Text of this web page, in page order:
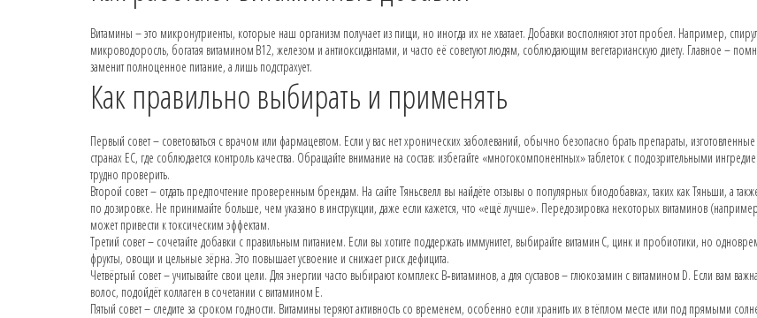
Витамины – это микронутриенты, которые наш организм получает из пищи, но иногда их не хватает. Добавки восполняют этот пробел. Например,
микроводоросль, богатая витамином B12, железом и антиоксидантами, и часто её советуют людям, соблюдающим вегетарианскую диету. Главное –
заменит полноценное питание, а лишь подстрахует.
Как правильно выбирать и применять
Первый совет – советоваться с врачом или фармацевтом. Если у вас нет хронических заболеваний, обычно безопасно брать препараты,
странах ЕС, где соблюдается контроль качества. Обращайте внимание на состав: избегайте «многокомпонентных» таблеток с подозрительными
трудно проверить.
Второй совет – отдать предпочтение проверенным брендам. На сайте Тяньсвелл вы найдёте отзывы о популярных биодобавках, таких как Тяньши, а
по дозировке. Не принимайте больше, чем указано в инструкции, даже если кажется, что «ещё лучше». Передозировка некоторых витаминов
может привести к токсическим эффектам.
Третий совет – сочетайте добавки с правильным питанием. Если вы хотите поддержать иммунитет, выбирайте витамин C, цинк и пробиотики, но
фрукты, овощи и цельные зёрна. Это повышает усвоение и снижает риск дефицита.
Четвёртый совет – учитывайте свои цели. Для энергии часто выбирают комплекс B‑витаминов, а для суставов – глюкозамин с витамином D. Если вам
волос, подойдёт коллаген в сочетании с витамином E.
Пятый совет – следите за сроком годности. Витамины теряют активность со временем, особенно если хранить их в тёплом месте или под прямыми